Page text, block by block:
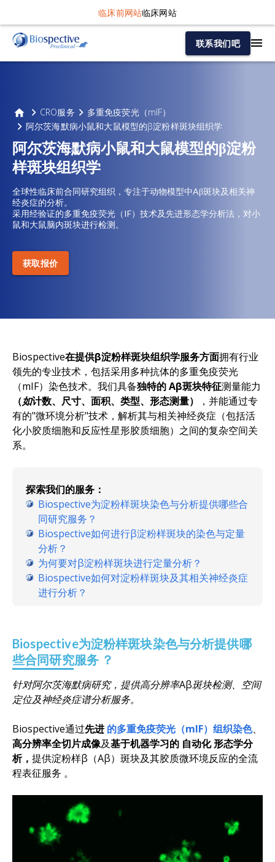
临床前网站临床网站
联系我们吧
CRO服务
多重免疫荧光（mIF）
阿尔茨海默病小鼠和大鼠模型的β淀粉样斑块组织学
阿尔茨海默病小鼠和大鼠模型的β淀粉
样斑块组织学
全球性临床前合同研究组织，专注于动物模型中Aβ斑块及相关神
经炎症的分析。
采用经验证的多重免疫荧光（IF）技术及先进形态学分析法，对小
鼠和大鼠脑内斑块进行检测。
获取报价
Biospective在提供β淀粉样斑块组织学服务方面拥有行业
领先的专业技术， 包括采用多种抗体的多重免疫荧光
（mIF）染色技术。我们具备独特的Aβ斑块特征测量能力
（如计数、尺寸、面积、类型、形态测量）
，并能通过专
有的"微环境分析"技术，解析其与相关神经炎症（包括活
化小胶质细胞和反应性星形胶质细胞）之间的复杂空间关
系。
探索我们的服务：
Biospective为淀粉样斑块染色与分析提供哪些合
同研究服务？
Biospective如何进行β淀粉样斑块的染色与定量
分析？
为何要对β淀粉样斑块进行定量分析？
Biospective如何对淀粉样斑块及其相关神经炎症
进行分析？
Biospective为淀粉样斑块染色与分析提供哪
些合同研究服务 ？
针对阿尔茨海默病研究，提供高分辨率Aβ斑块检测、空间
定位及神经炎症谱分析服务。
Biospective通过先进 的多重免疫荧光（mIF）组织染色、
高分辨率全切片成像及基于机器学习的 自动化形态学分
析， 提供淀粉样β（Aβ）斑块及其胶质微环境反应的全流
程表征服务 。